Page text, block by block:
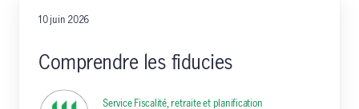
10 juin 2026
Comprendre les fiducies
Service Fiscalité, retraite et planification